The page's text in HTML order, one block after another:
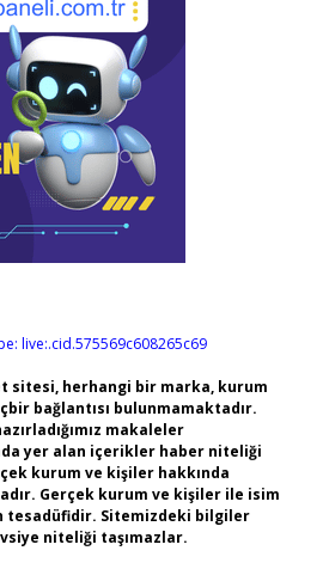
live:.cid.575569c608265c69
sitesi, herhangi bir marka, kurum
bağlantısı bulunmamaktadır.
makaleler
yer alan içerikler haber niteliği
kurum ve kişiler hakkında
Gerçek kurum ve kişiler ile isim
tesadüfidir. Sitemizdeki bilgiler
niteliği taşımazlar.